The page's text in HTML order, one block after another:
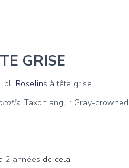
GRISE
pl. Roselins à tête grise.
. Taxon angl. : Gray-
2 années de cela